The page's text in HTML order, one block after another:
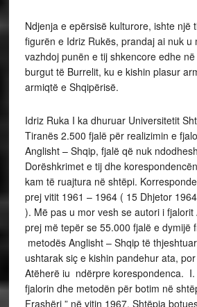
Ndjenja e epërsisë kulturore, ishte një
figurën e Idriz Rukës, prandaj ai nuk u
vazhdoj punën e tij shkencore edhe
burgut të Burrelit, ku e kishin plasur
armiqtë e Shqipërisë.
Idriz Ruka I ka dhuruar Universitetit
Tiranës 2.500 fjalë për realizimin e
Anglisht – Shqip, fjalë që nuk
Dorëshkrimet e tij dhe
kam të ruajtura në shtëpi.
prej vitit 1961 – 1964 ( 15 Dhjetor
). Më pas u mor vesh se autori i fjalorit
prej më tepër se 55.000 fjalë e dymijë
metodës Anglisht – Shqip të
ushtarak siç e kishin pandehur ata,
Atëherë iu ndërpre korespondenca. I.
fjalorin dhe metodën për botim në
Frashëri ” në vitin 1967. Shtëpia